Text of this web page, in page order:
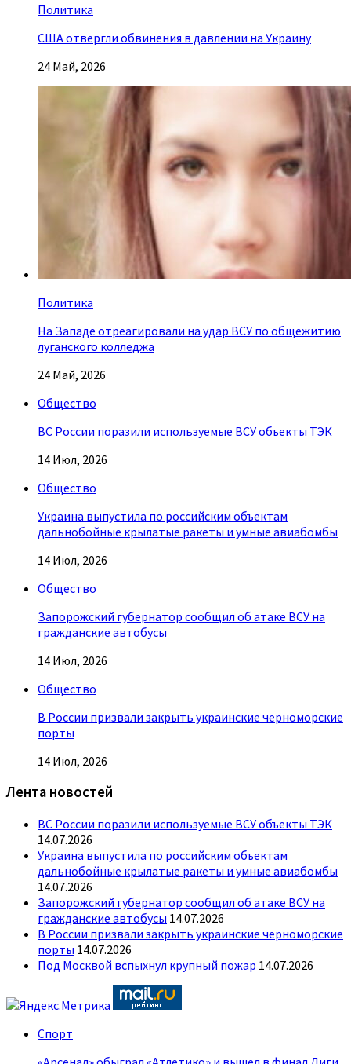
Политика
США отвергли обвинения в давлении на Украину
24 Май, 2026
Политика
На Западе отреагировали на удар ВСУ по общежитию
луганского колледжа
24 Май, 2026
Общество
ВС России поразили используемые ВСУ объекты ТЭК
14 Июл, 2026
Общество
Украина выпустила по российским объектам
дальнобойные крылатые ракеты и умные авиабомбы
14 Июл, 2026
Общество
Запорожский губернатор сообщил об атаке ВСУ на
гражданские автобусы
14 Июл, 2026
Общество
В России призвали закрыть украинские черноморские
порты
14 Июл, 2026
Лента новостей
ВС России поразили используемые ВСУ объекты ТЭК
14.07.2026
Украина выпустила по российским объектам
дальнобойные крылатые ракеты и умные авиабомбы
14.07.2026
Запорожский губернатор сообщил об атаке ВСУ на
гражданские автобусы 14.07.2026
В России призвали закрыть украинские черноморские
порты 14.07.2026
Под Москвой вспыхнул крупный пожар 14.07.2026
Спорт